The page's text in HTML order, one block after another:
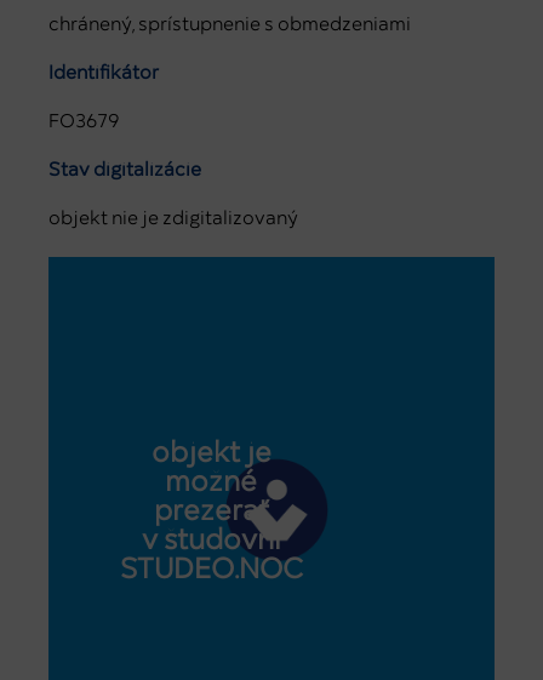
chránený, sprístupnenie s obmedzeniami
Identifikátor
FO3679
Stav digitalizácie
objekt nie je zdigitalizovaný
objekt je
možné
prezerať
v študovni
STUDEO.NOC